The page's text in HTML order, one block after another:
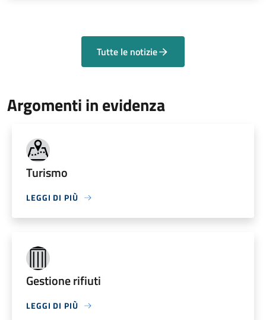
Tutte le notizie
Argomenti in evidenza
Turismo
LEGGI DI PIÙ
Gestione rifiuti
LEGGI DI PIÙ